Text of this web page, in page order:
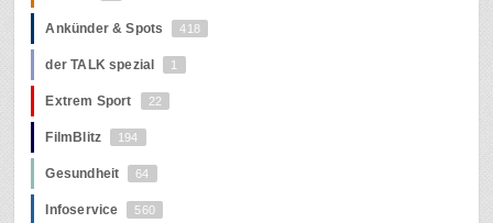
Ankünder & Spots 418
der TALK spezial 1
Extrem Sport 22
FilmBlitz 194
Gesundheit 64
Infoservice 560